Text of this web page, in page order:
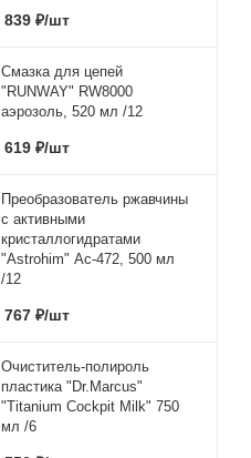
839 ₽/шт
Смазка для цепей
"RUNWAY" RW8000
аэрозоль, 520 мл /12
619 ₽/шт
Преобразователь ржавчины
с активными
кристаллогидратами
"Astrohim" Ас-472, 500 мл
/12
767 ₽/шт
Очиститель-полироль
пластика "Dr.Marcus"
"Titanium Cockpit Milk" 750
мл /6